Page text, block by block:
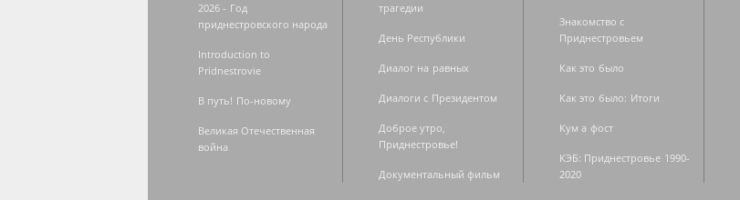
2026 - Год
приднестровского народа
Introduction to
Pridnestrovie
В путь! По-новому
Великая Отечественная
война
трагедии
День Республики
Диалог на равных
Диалоги с Президентом
Доброе утро,
Приднестровье!
Документальный фильм
Знакомство с
Приднестровьем
Как это было
Как это было: Итоги
Кум а фост
КЭБ: Приднестровье 1990-
2020